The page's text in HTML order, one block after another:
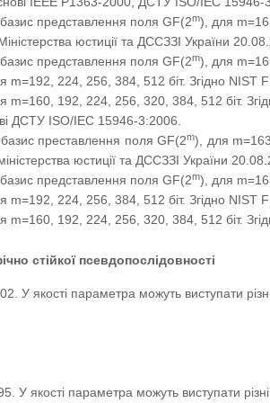
представлення поля GF(2m), для
юстиції та ДССЗЗІ України
представлення поля GF(2m), для
m=192, 224, 256, 384, 512 біт. Згідно NIST
m=160, 192, 224, 256, 320, 384, 512 біт.
ДСТУ ISO/IEC 15946-3:2006.
преставлення поля GF(2m), для
юстиції та ДССЗЗІ України
представлення поля GF(2m), для
m=192, 224, 256, 384, 512 біт. Згідно NIST
m=160, 192, 224, 256, 320, 384, 512 біт.
стійкої псевдопослідовності
У якості параметра можуть виступати
У якості параметра можуть виступати